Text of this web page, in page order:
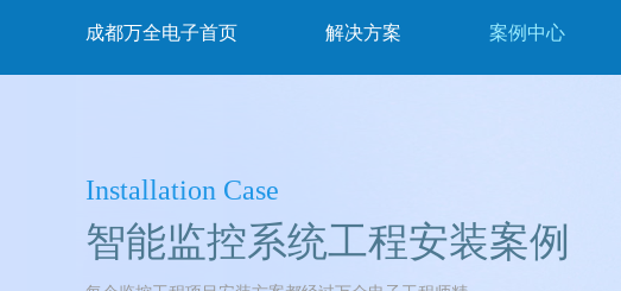
成都万全电子首页 解决方案 案例中心
Installation Case
智能监控系统工程安装案例